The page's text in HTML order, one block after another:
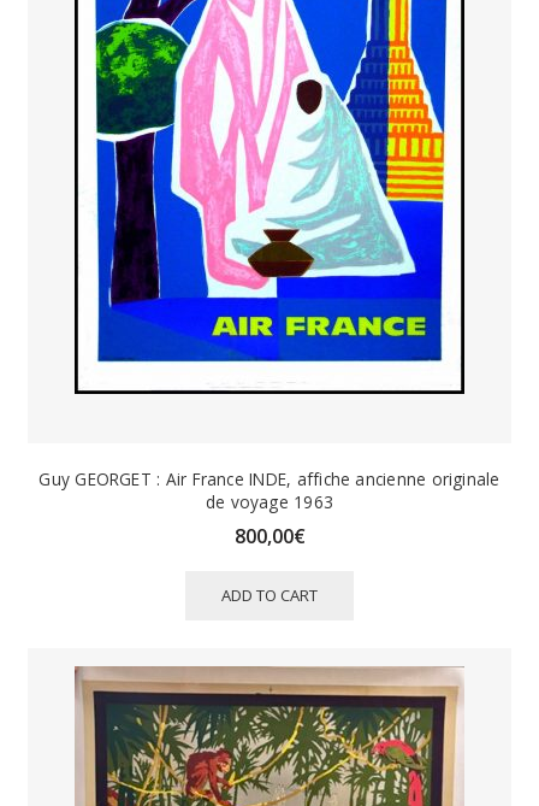
Guy GEORGET : Air France INDE, affiche ancienne originale
de voyage 1963
800,00€
ADD TO CART